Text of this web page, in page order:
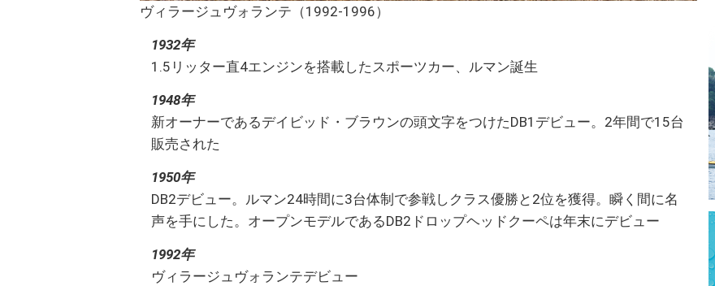
ヴィラージュヴォランテ（1992-1996）
1932年
1.5リッター直4エンジンを搭載したスポーツカー、ルマン誕生
1948年
新オーナーであるデイビッド・ブラウンの頭文字をつけたDB1デビュー。2年間で15台
販売された
1950年
DB2デビュー。ルマン24時間に3台体制で参戦しクラス優勝と2位を獲得。瞬く間に名
声を手にした。オープンモデルであるDB2ドロップヘッドクーペは年末にデビュー
1992年
ヴィラージュヴォランテデビュー